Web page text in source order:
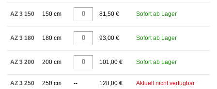
AZ 3 150 150 cm 81,50 € Sofort ab Lager
AZ 3 180 180 cm 93,00 € Sofort ab Lager
AZ 3 200 200 cm 101,00 € Sofort ab Lager
AZ 3 250 250 cm -- 128,00 € Aktuell nicht verfügbar